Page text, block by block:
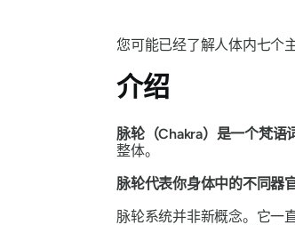
您可能已经了解人体内七个
介绍
脉轮（Chakra）是一个梵语
整体。
脉轮代表你身体中的不同器
脉轮系统并非新概念。它一